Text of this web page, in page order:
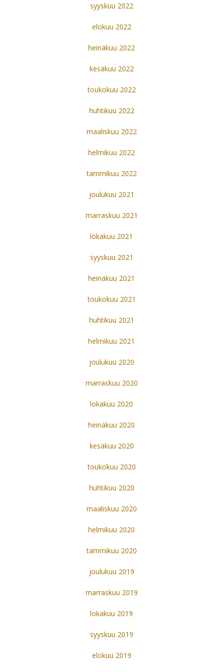
syyskuu 2022
elokuu 2022
heinäkuu 2022
kesäkuu 2022
toukokuu 2022
huhtikuu 2022
maaliskuu 2022
helmikuu 2022
tammikuu 2022
joulukuu 2021
marraskuu 2021
lokakuu 2021
syyskuu 2021
heinäkuu 2021
toukokuu 2021
huhtikuu 2021
helmikuu 2021
joulukuu 2020
marraskuu 2020
lokakuu 2020
heinäkuu 2020
kesäkuu 2020
toukokuu 2020
huhtikuu 2020
maaliskuu 2020
helmikuu 2020
tammikuu 2020
joulukuu 2019
marraskuu 2019
lokakuu 2019
syyskuu 2019
elokuu 2019